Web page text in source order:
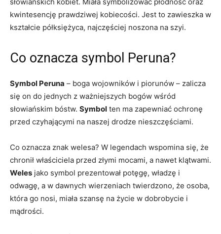
kwintesencję prawdziwej kobiecości. Jest to zawieszka w
kształcie półksiężyca, najczęściej noszona na szyi.
Co oznacza symbol Peruna?
Symbol Peruna – boga wojowników i piorunów – zalicza
się on do jednych z ważniejszych bogów wśród
słowiańskim bóstw. Symbol ten ma zapewniać ochronę
przed czyhającymi na naszej drodze nieszczęściami.
Co oznacza znak welesa? W legendach wspomina się, że
chronił właściciela przed złymi mocami, a nawet klątwami.
Weles jako symbol prezentował potęgę, władzę i
odwagę, a w dawnych wierzeniach twierdzono, że osoba,
która go nosi, miała szansę na życie w dobrobycie i
mądrości.